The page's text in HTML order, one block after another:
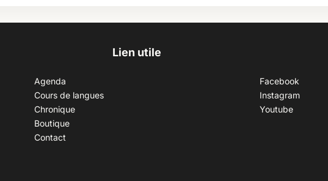
Lien utile
Agenda
Cours de langues
Chronique
Boutique
Contact
Facebook
Instagram
Youtube